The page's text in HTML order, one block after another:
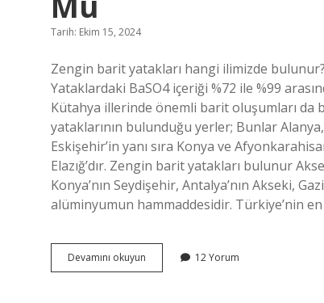
Tarih: Ekim 15, 2024
Zengin barit yatakları hangi ilimizde
Yataklardaki BaSO4 içeriği %72 ile %99
Kütahya illerinde önemli barit oluşumları da
yataklarının bulunduğu yerler; Bunlar
Eskişehir’in yanı sıra Konya ve
Elazığ’dır. Zengin barit yatakları bulunur
Konya’nın Seydişehir, Antalya’nın Akseki,
alüminyumun hammaddesidir. Türkiye’nin
Devamını okuyun Antalyada
Zengin
12 Yorum